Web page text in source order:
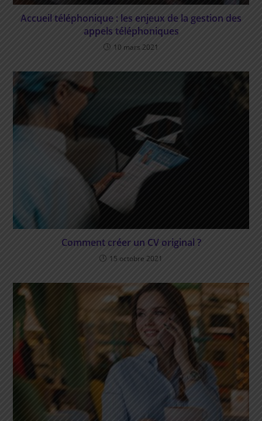
Accueil téléphonique : les enjeux de la gestion des
appels téléphoniques
10 mars 2021
Comment créer un CV original ?
15 octobre 2021